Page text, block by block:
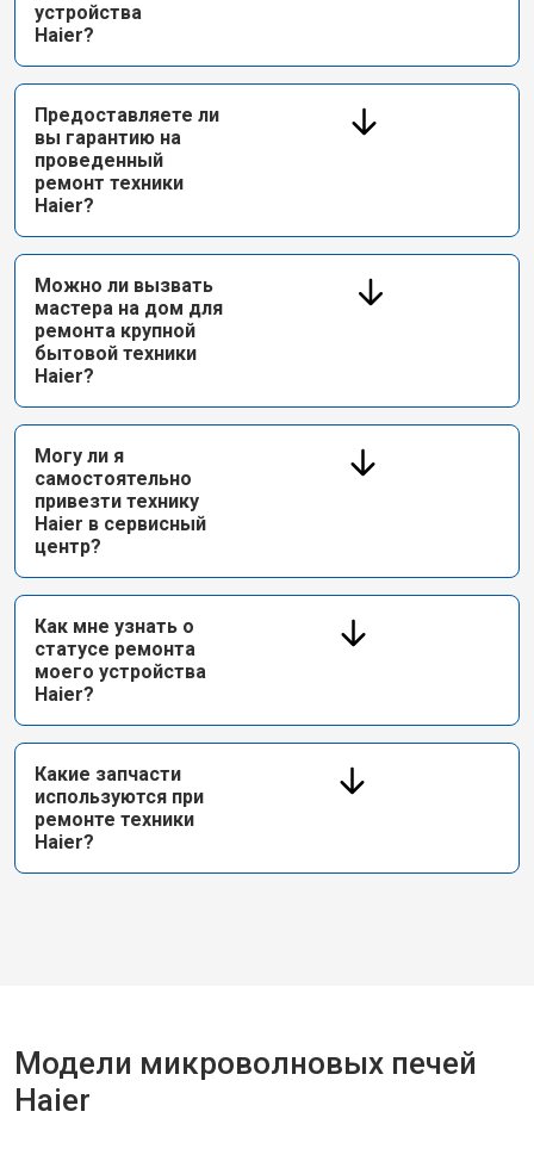
устройства
Haier?
Предоставляете ли
вы гарантию на
проведенный
ремонт техники
Haier?
Можно ли вызвать
мастера на дом для
ремонта крупной
бытовой техники
Haier?
Могу ли я
самостоятельно
привезти технику
Haier в сервисный
центр?
Как мне узнать о
статусе ремонта
моего устройства
Haier?
Какие запчасти
используются при
ремонте техники
Haier?
Модели микроволновых печей
Haier